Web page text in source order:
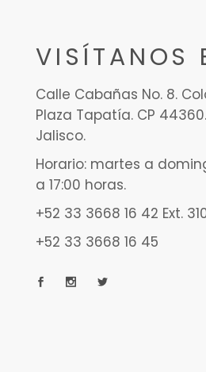
VISÍTANOS
Calle Cabañas No. 8.
Plaza Tapatía. CP
Jalisco.
Horario: martes a
a 17:00 horas.
+52 33 3668 16 42 Ext.
+52 33 3668 16 45